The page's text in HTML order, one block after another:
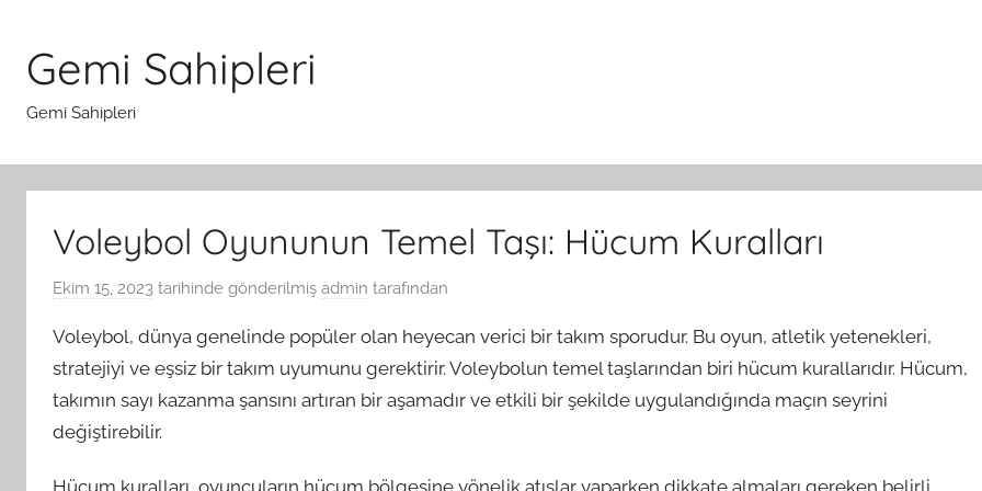
Gemi Sahipleri
Gemi Sahipleri
Voleybol Oyununun Temel Taşı: Hücum Kuralları
Ekim 15, 2023 tarihinde gönderilmiş admin tarafından
Voleybol, dünya genelinde popüler olan heyecan verici bir takım sporudur. Bu oyun, atletik yetenekleri,
stratejiyi ve eşsiz bir takım uyumunu gerektirir. Voleybolun temel taşlarından biri hücum kurallarıdır. Hücum,
takımın sayı kazanma şansını artıran bir aşamadır ve etkili bir şekilde uygulandığında maçın seyrini
değiştirebilir.
Hücum kuralları, oyuncuların hücum bölgesine yönelik atışlar yaparken dikkate almaları gereken belirli